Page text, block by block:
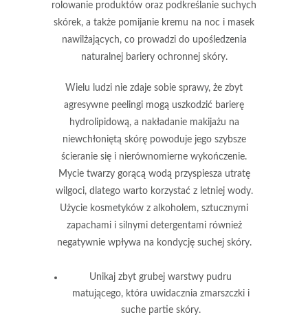
rolowanie produktów oraz podkreślanie suchych
skórek, a także pomijanie kremu na noc i masek
nawilżających, co prowadzi do upośledzenia
naturalnej bariery ochronnej skóry.
Wielu ludzi nie zdaje sobie sprawy, że zbyt
agresywne peelingi mogą uszkodzić barierę
hydrolipidową, a nakładanie makijażu na
niewchłoniętą skórę powoduje jego szybsze
ścieranie się i nierównomierne wykończenie.
Mycie twarzy gorącą wodą przyspiesza utratę
wilgoci, dlatego warto korzystać z letniej wody.
Użycie kosmetyków z alkoholem, sztucznymi
zapachami i silnymi detergentami również
negatywnie wpływa na kondycję suchej skóry.
Unikaj zbyt grubej warstwy pudru
matującego, która uwidacznia zmarszczki i
suche partie skóry.